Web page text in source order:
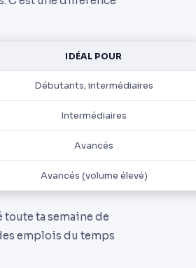
IDÉAL POUR
Débutants, intermédiaires
Intermédiaires
Avancés
Avancés (volume élevé)
toute ta semaine de
emplois du temps